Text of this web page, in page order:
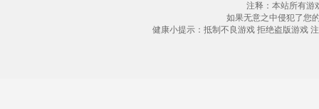
注释：本站所有游
如果无意之中侵犯了您
健康小提示：抵制不良游戏 拒绝盗版游戏